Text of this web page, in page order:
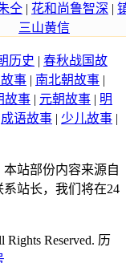
仝 | 花和尚鲁智深 |
三山黄信
历史 | 春秋战国故
事 | 南北朝故事 |
故事 | 元朝故事 | 明
成语故事 | 少儿故事 |
站部份内容来源自
站长，我们将在24
Rights Reserved. 历